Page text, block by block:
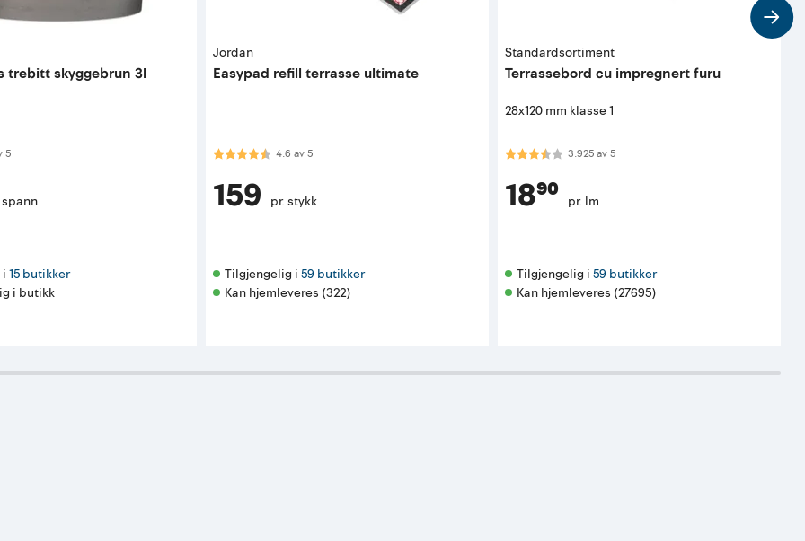
trebitt skyggebrun 3l
5 mulige
5
i 15 butikker
i butikk
Jordan
Easypad refill terrasse ultimate
Karakter:4.6 av 5 mulige
4.6 av5
159 pr. stykk
Tilgjengelig i 59 butikker
Kan hjemleveres (322)
Standardsortiment
Terrassebord cu impregnert furu
28x120 mm klasse 1
Karakter:3.9 av 5 mulige
3.925av5
18⁹⁰ pr. lm
Tilgjengelig i 59 butikker
Kan hjemleveres (27695)